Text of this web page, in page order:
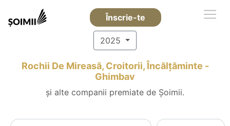
Înscrie-te
2025
Rochii De Mireasă, Croitorii, Încălțăminte -
Ghimbav
și alte companii premiate de Șoimii.